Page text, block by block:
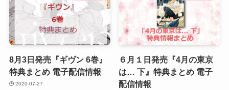
8月3日発売『ギヴン 6巻』
特典まとめ 電子配信情報
2020-07-27
６月１日発売『4月の東京
は… 下』特典まとめ 電子
配信情報